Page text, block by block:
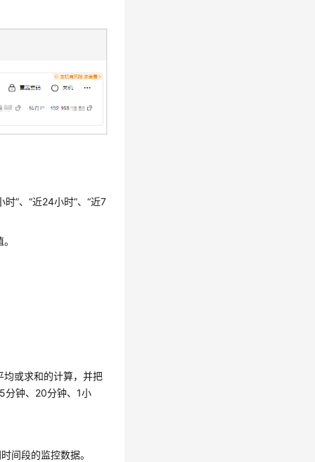
时”、“近24小时”、“近7
均或求和的计算，并把
分钟、20分钟、1小
间段的监控数据。